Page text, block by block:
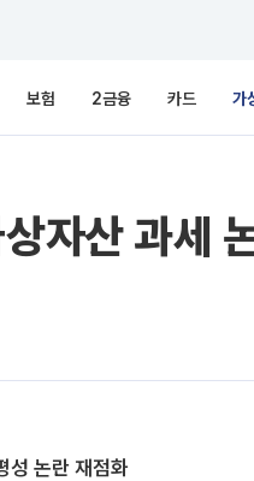
보험 2금융 카드 가
자산 과세
성 논란 재점화